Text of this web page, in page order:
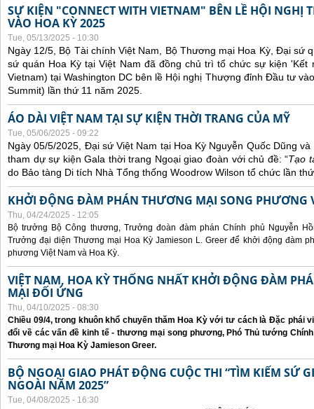
SỰ KIỆN "CONNECT WITH VIETNAM" BÊN LỀ HỘI
VÀO HOA KỲ 2025
Tue, 05/13/2025 - 10:30
Ngày 12/5, Bộ Tài chính Việt Nam, Bộ Thương mại Hoa Kỳ, Đại sứ
sứ quán Hoa Kỳ tại Việt Nam đã đồng chủ trì tổ chức sự kiện 'Kết
Vietnam) tại Washington DC bên lề Hội nghị Thượng đỉnh Đầu tư
Summit) lần thứ 11 năm 2025.
ÁO DÀI VIỆT NAM TẠI SỰ KIỆN THỜI TRANG CỦA MỸ
Tue, 05/06/2025 - 09:22
Ngày 05/5/2025, Đại sứ Việt Nam tại Hoa Kỳ Nguyễn Quốc Dũng
tham dự sự kiện Gala thời trang Ngoại giao đoàn với chủ đề: “Tạo
do Bảo tàng Di tích Nhà Tổng thống Woodrow Wilson tổ chức lần
KHỞI ĐỘNG ĐÀM PHÁN THƯƠNG MẠI SONG PHƯƠNG
Thu, 04/24/2025 - 12:05
Bộ trưởng Bộ Công thương, Trưởng đoàn đàm phán Chính phủ Nguyễn
Trưởng đại diện Thương mại Hoa Kỳ Jamieson L. Greer để khởi động đàm
phương Việt Nam và Hoa Kỳ.
VIỆT NAM, HOA KỲ THỐNG NHẤT KHỞI ĐỘNG ĐÀM
MẠI ĐỐI ỨNG
Thu, 04/10/2025 - 08:30
Chiều 09/4, trong khuôn khổ chuyến thăm Hoa Kỳ với tư cách là Đặc phái
đổi về các vấn đề kinh tế - thương mại song phương, Phó Thủ tướng
Thương mại Hoa Kỳ Jamieson Greer.
BỘ NGOẠI GIAO PHÁT ĐỘNG CUỘC THI “TÌM KIẾM SỨ
NGOÀI NĂM 2025”
Tue, 04/08/2025 - 16:30